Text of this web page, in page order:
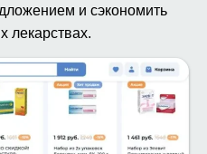
и сэкономить
лекарствах.